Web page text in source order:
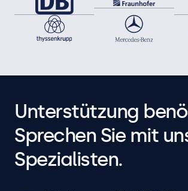
Unterstützung
Sprechen Sie mit
Spezialisten.